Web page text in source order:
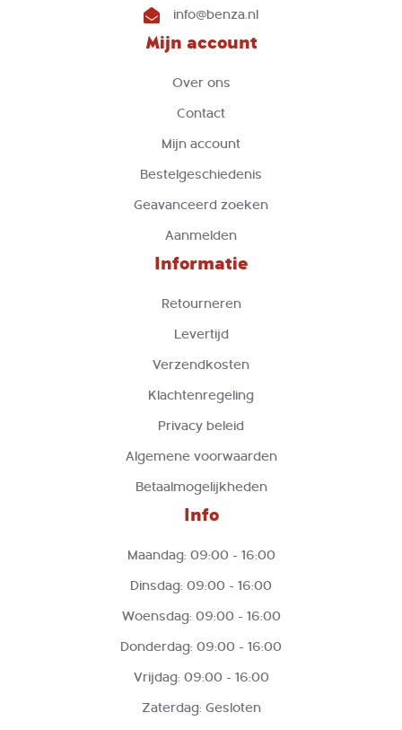
info@benza.nl
Mijn account
Over ons
Contact
Mijn account
Bestelgeschiedenis
Geavanceerd zoeken
Aanmelden
Informatie
Retourneren
Levertijd
Verzendkosten
Klachtenregeling
Privacy beleid
Algemene voorwaarden
Betaalmogelijkheden
Info
Maandag: 09:00 - 16:00
Dinsdag: 09:00 - 16:00
Woensdag: 09:00 - 16:00
Donderdag: 09:00 - 16:00
Vrijdag: 09:00 - 16:00
Zaterdag: Gesloten